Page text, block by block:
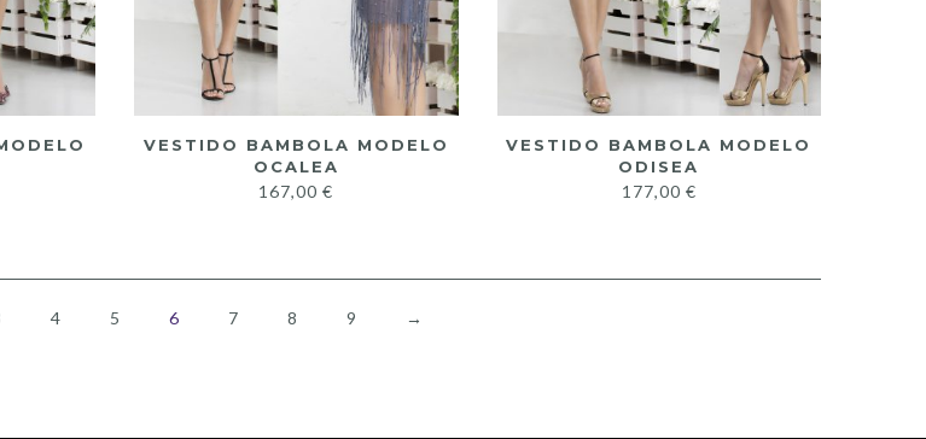
VESTIDO BAMBOLA MODELO
OCALEA
167,00€
VESTIDO BAMBOLA MODELO
ODISEA
177,00 €
4 5 6 7 8 9 →